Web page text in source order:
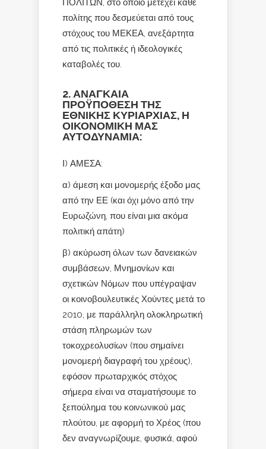
ΠΟΛΙΤΩΝ, στο οποίο μετέχει κάθε
πολίτης που δεσμεύεται από τους
στόχους του ΜΕΚΕΑ, ανεξάρτητα
από τις πολιτικές ή ιδεολογικές
καταβολές του.
2. ΑΝΑΓΚΑΙΑ
ΠΡΟΫΠΟΘΕΣΗ ΤΗΣ
ΕΘΝΙΚΗΣ ΚΥΡΙΑΡΧΙΑΣ, Η
ΟΙΚΟΝΟΜΙΚΗ ΜΑΣ
ΑΥΤΟΔΥΝΑΜΙΑ:
Ι) ΑΜΕΣΑ:
α) άμεση και μονομερής έξοδο μας
από την ΕΕ (και όχι μόνο από την
Ευρωζώνη, που είναι μια ακόμα
πολιτική απάτη)
β) ακύρωση όλων των δανειακών
συμβάσεων, Μνημονίων και
σχετικών Νόμων που υπέγραψαν
οι κοινοβουλευτικές Χούντες μετά το
2010, με παράλληλη ολοκληρωτική
στάση πληρωμών των
τοκοχρεολυσίων (που σημαίνει
μονομερή διαγραφή του χρέους),
εφόσον πρωταρχικός στόχος
σήμερα είναι να σταματήσουμε το
ξεπούλημα του κοινωνικού μας
πλούτου, με αφορμή το Χρέος (που
δεν αναγνωρίζουμε, φυσικά, αφού